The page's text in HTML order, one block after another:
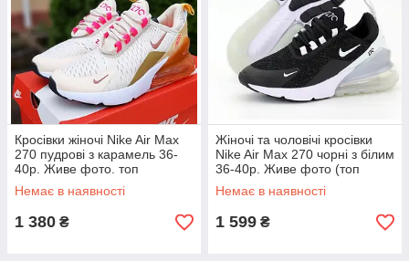
Кросівки жіночі Nike Air Max
270 пудрові з карамель 36-
40р. Живе фото. топ
Немає в наявності
1 380 ₴
Жіночі та чоловічі кросівки
Nike Air Max 270 чорні з білим
36-40р. Живе фото (топ
ААА+)
Немає в наявності
1 599 ₴